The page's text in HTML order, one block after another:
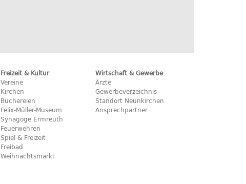
Freizeit & Kultur
Vereine
Kirchen
Büchereien
Felix-Müller-Museum
Synagoge Ermreuth
Feuerwehren
Spiel & Freizeit
Freibad
Weihnachtsmarkt
Wirtschaft & Gewerbe
Ärzte
Gewerbeverzeichnis
Standort Neunkirchen
Ansprechpartner